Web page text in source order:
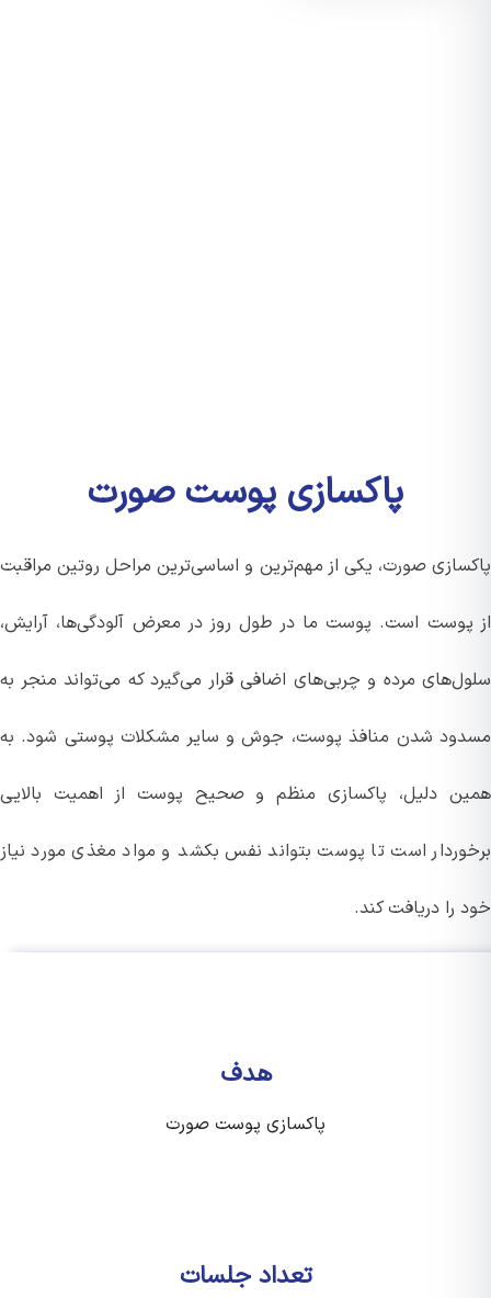
پاکسازی پوست صورت
صورت، یکی از مهم‌ترین و اساسی‌ترین مراحل روتین مراقبت
است. پوست ما در طول روز در معرض آلودگی‌ها، آرایش،
مرده و چربی‌های اضافی قرار می‌گیرد که می‌تواند منجر به
شدن منافذ پوست، جوش و سایر مشکلات پوستی شود. به
دلیل، پاکسازی منظم و صحیح پوست از اهمیت بالایی
است تا پوست بتواند نفس بکشد و مواد مغذی مورد نیاز
را دریافت کند.
هدف
پاکسازی پوست صورت
تعداد جلسات